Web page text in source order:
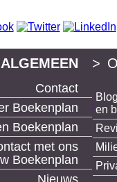
ALGEMEEN
Contact
Boekenplan
en
Boekenplan
met ons
Boekenplan
Nieuws
>
boeken maken bij